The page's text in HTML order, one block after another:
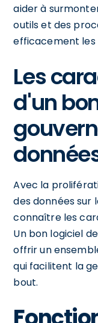
aider à
outils et des
efficacement les
Les
d'un
Avec la
des données sur
connaître les
Un bon logiciel
offrir un
qui facilitent la
bout.